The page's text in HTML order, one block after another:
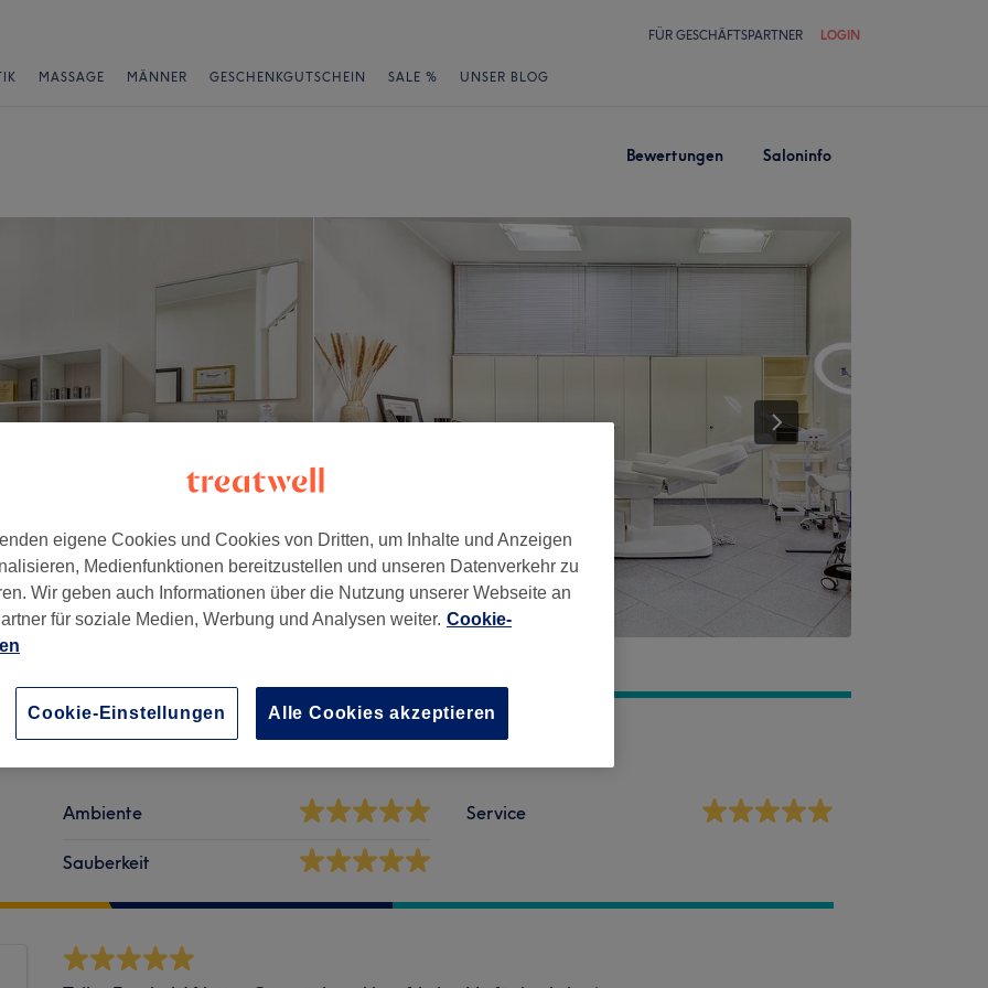
FÜR GESCHÄFTSPARTNER LOGIN
MASSAGE MÄNNER GESCHENKGUTSCHEIN SALE % UNSER BLOG
Bewertungen Saloninfo
Ambiente
Sauberkeit
Service
eigene Cookies und Cookies von Dritten, um Inhalte und Anzeigen
Medienfunktionen bereitzustellen und unseren Datenverkehr zu
Wir geben auch Informationen über die Nutzung unserer Webseite an
für soziale Medien, Werbung und Analysen weiter. Cookie-
Cookie-Einstellungen Alle Cookies akzeptieren